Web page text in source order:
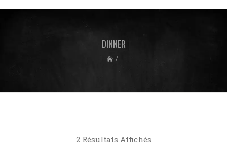
DINNER
/
2 Résultats Affichés